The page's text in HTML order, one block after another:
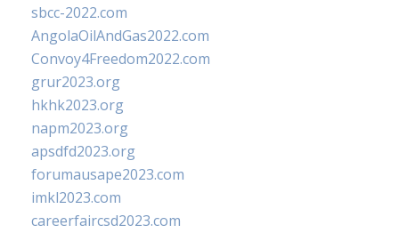
sbcc-2022.com
AngolaOilAndGas2022.com
Convoy4Freedom2022.com
grur2023.org
hkhk2023.org
napm2023.org
apsdfd2023.org
forumausape2023.com
imkl2023.com
careerfaircsd2023.com